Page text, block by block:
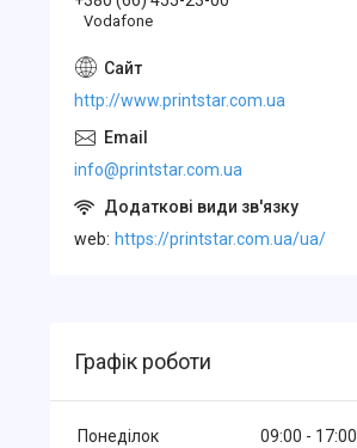
Vodafone
http://www.printstar.com.ua
info@printstar.com.ua
web https://printstar.com.ua/ua/
Графік роботи
Понеділок 09:00
17:00